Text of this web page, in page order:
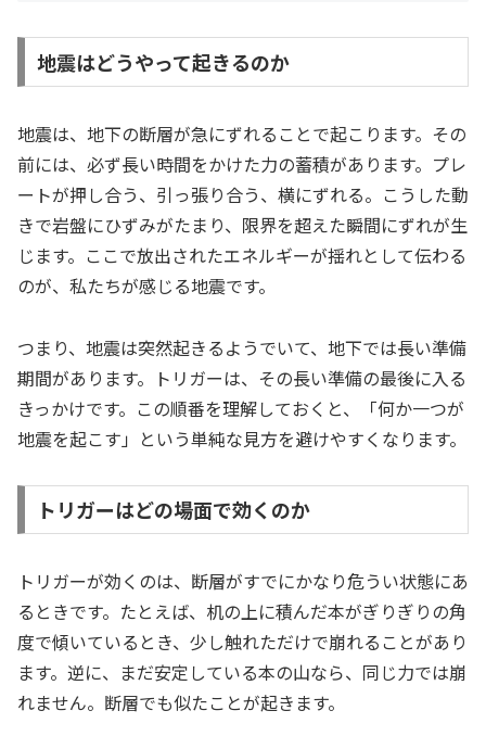
地震はどうやって起きるのか
地震は、地下の断層が急にずれることで起こります。その
前には、必ず長い時間をかけた力の蓄積があります。プレ
ートが押し合う、引っ張り合う、横にずれる。こうした動
きで岩盤にひずみがたまり、限界を超えた瞬間にずれが生
じます。ここで放出されたエネルギーが揺れとして伝わる
のが、私たちが感じる地震です。
つまり、地震は突然起きるようでいて、地下では長い準備
期間があります。トリガーは、その長い準備の最後に入る
きっかけです。この順番を理解しておくと、「何か一つが
地震を起こす」という単純な見方を避けやすくなります。
トリガーはどの場面で効くのか
トリガーが効くのは、断層がすでにかなり危うい状態にあ
るときです。たとえば、机の上に積んだ本がぎりぎりの角
度で傾いているとき、少し触れただけで崩れることがあり
ます。逆に、まだ安定している本の山なら、同じ力では崩
れません。断層でも似たことが起きます。